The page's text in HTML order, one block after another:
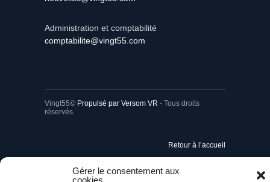
Gérer le consentement aux
cookies
Administration et comptabilité
comptabilite@vingt55.com
Vingt55© Propulsé par Versom VR - Tous droits
réservés.
Retour à l’accueil